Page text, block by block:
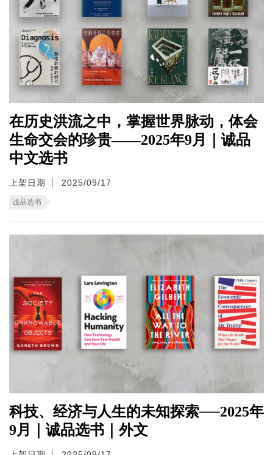
在历史洪流之中，掌握世界脉动，体会
生命交会的珍贵——2025年9月｜诚品
中文选书
上架日期 2025/09/17
诚品选书
科技、经济与人生的未知探索──2025年
9月｜诚品选书｜外文